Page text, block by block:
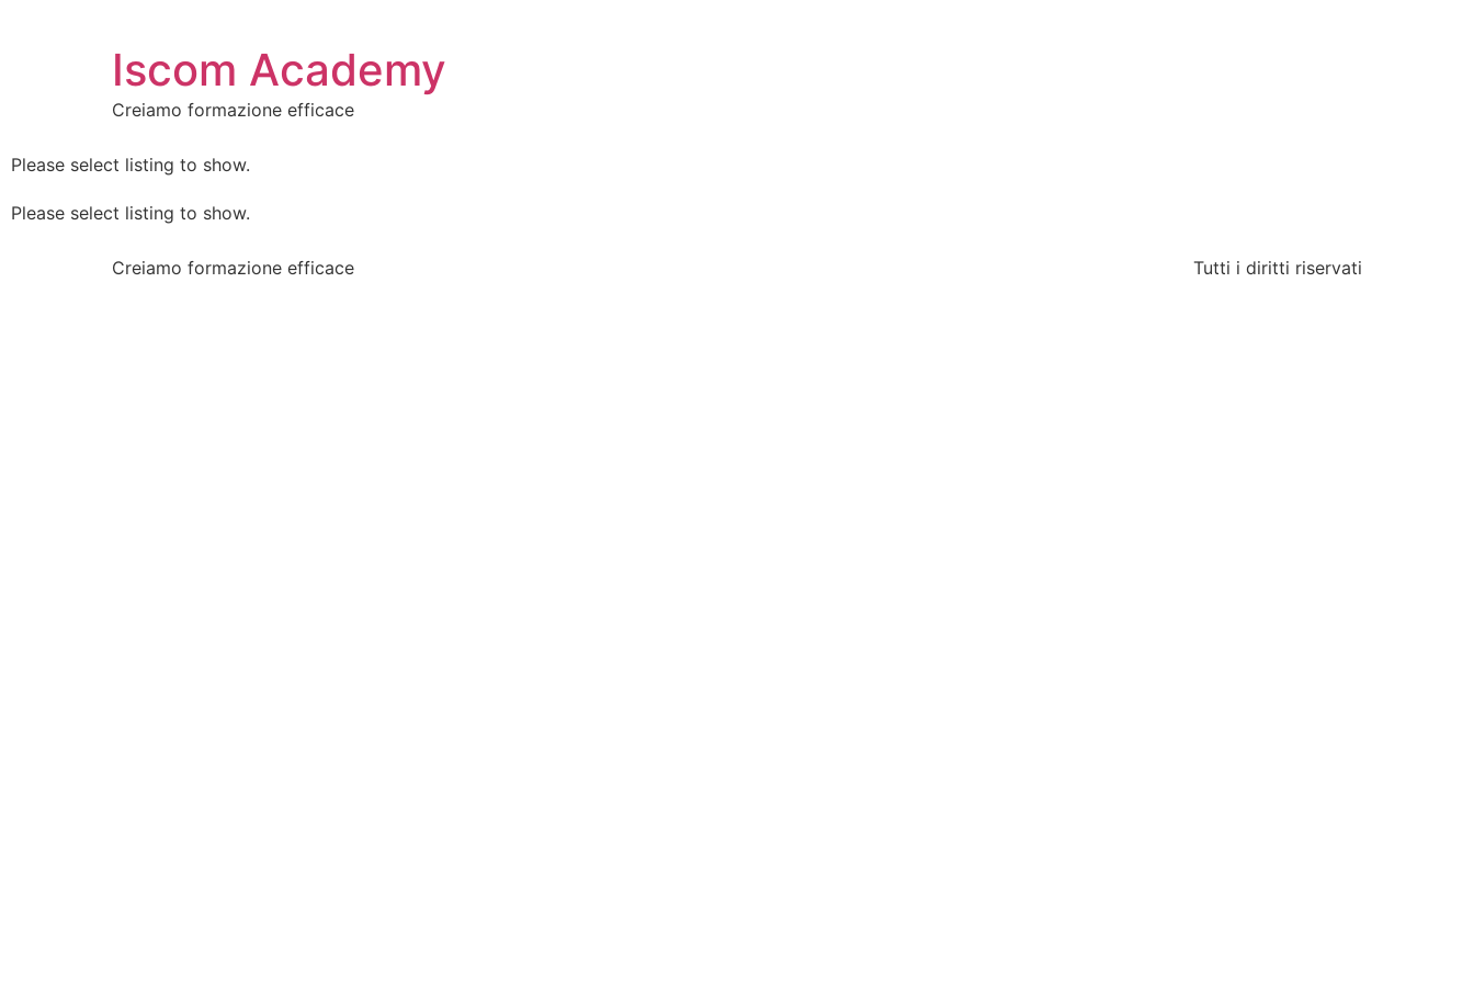
Iscom Academy
Creiamo formazione efficace
Please select listing to show.
Please select listing to show.
Creiamo formazione efficace Tutti i diritti riservati